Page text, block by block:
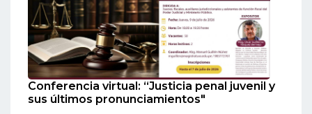
Conferencia virtual: “Justicia penal juvenil y
sus últimos pronunciamientos"